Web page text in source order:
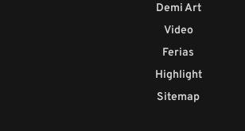
Demi Art
Video
Ferias
Highlight
Sitemap